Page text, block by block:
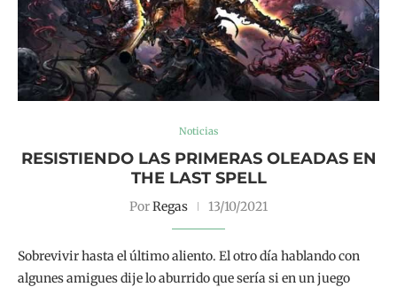
Noticias
RESISTIENDO LAS PRIMERAS OLEADAS EN
THE LAST SPELL
PorRegas 13/10/2021
Sobrevivir hasta el último aliento. El otro día hablando con
algunes amigues dije lo aburrido que sería si en un juego